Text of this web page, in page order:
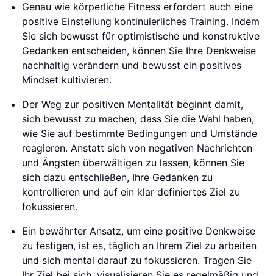
Genau wie körperliche Fitness erfordert auch eine
positive Einstellung kontinuierliches Training. Indem
Sie sich bewusst für optimistische und konstruktive
Gedanken entscheiden, können Sie Ihre Denkweise
nachhaltig verändern und bewusst ein positives
Mindset kultivieren.
Der Weg zur positiven Mentalität beginnt damit,
sich bewusst zu machen, dass Sie die Wahl haben,
wie Sie auf bestimmte Bedingungen und Umstände
reagieren. Anstatt sich von negativen Nachrichten
und Ängsten überwältigen zu lassen, können Sie
sich dazu entschließen, Ihre Gedanken zu
kontrollieren und auf ein klar definiertes Ziel zu
fokussieren.
Ein bewährter Ansatz, um eine positive Denkweise
zu festigen, ist es, täglich an Ihrem Ziel zu arbeiten
und sich mental darauf zu fokussieren. Tragen Sie